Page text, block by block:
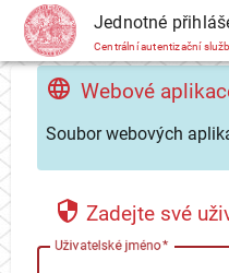
CAS Jednotné
Centrální autentizační
Webové
Soubor webových
Zadejte své
Uživatelské jméno